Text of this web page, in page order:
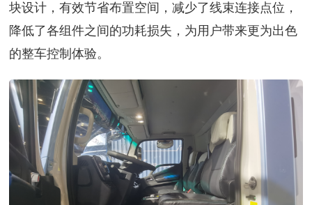
块设计，有效节省布置空间，减少了线束连接点位，
降低了各组件之间的功耗损失，为用户带来更为出色
的整车控制体验。